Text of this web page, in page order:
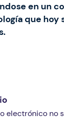
en un
que hoy
electrónico no